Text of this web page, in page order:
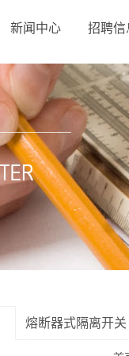
新闻中心 招聘信
熔断器式隔离开关